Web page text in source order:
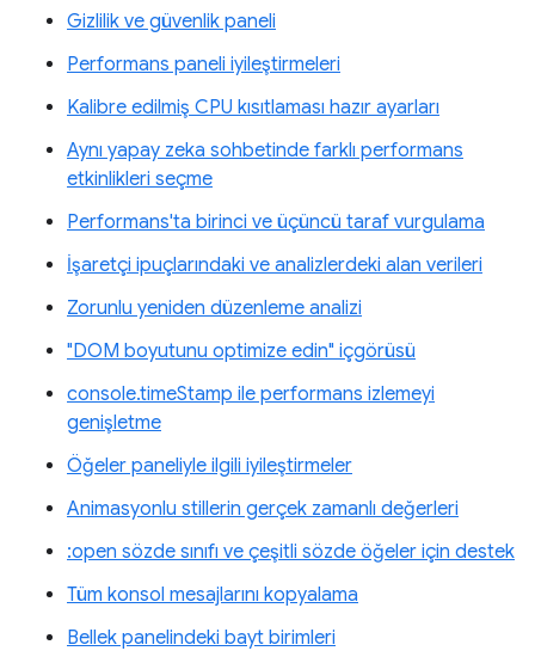
Gizlilik ve güvenlik paneli
Performans paneli iyileştirmeleri
Kalibre edilmiş CPU kısıtlaması hazır ayarları
Aynı yapay zeka sohbetinde farklı performans
etkinlikleri seçme
Performans'ta birinci ve üçüncü taraf vurgulama
İşaretçi ipuçlarındaki ve analizlerdeki alan verileri
Zorunlu yeniden düzenleme analizi
"DOM boyutunu optimize edin" içgörüsü
console.timeStamp ile performans izlemeyi
genişletme
Öğeler paneliyle ilgili iyileştirmeler
Animasyonlu stillerin gerçek zamanlı değerleri
:open sözde sınıfı ve çeşitli sözde öğeler için destek
Tüm konsol mesajlarını kopyalama
Bellek panelindeki bayt birimleri